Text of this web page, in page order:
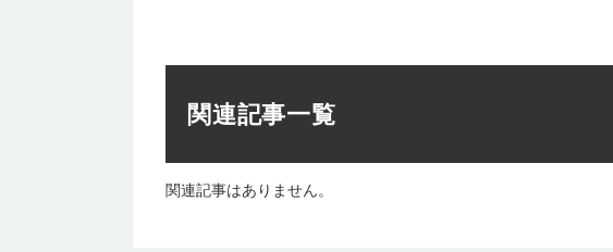
関連記事一覧
関連記事はありません。